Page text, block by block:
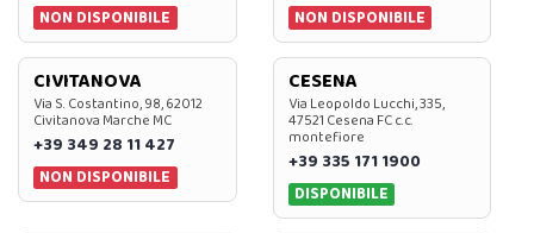
NON DISPONIBILE
NON DISPONIBILE
CIVITANOVA
Via S. Costantino, 98, 62012
Civitanova Marche MC
+39 349 28 11 427
NON DISPONIBILE
CESENA
Via Leopoldo Lucchi, 335,
47521 Cesena FC c.c.
montefiore
+39 335 171 1900
DISPONIBILE